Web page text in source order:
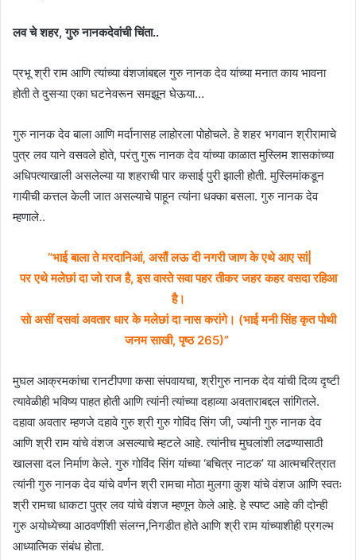
लव चे शहर, गुरु नानकदेवांची चिंता..
प्रभू श्री राम आणि त्यांच्या वंशजांबद्दल गुरु नानक देव यांच्या मनात काय भावना
होती ते दुसऱ्या एका घटनेवरून समझून घेऊया…
गुरु नानक देव बाला आणि मर्दानासह लाहोरला पोहोचले. हे शहर भगवान श्रीरामाचे
पुत्र लव याने वसवले होते, परंतु गुरू नानक देव यांच्या काळात मुस्लिम शासकांच्या
अधिपत्याखाली असलेल्या या शहराची पार कसाई पुरी झाली होती. मुस्लिमांकडून
गायीची कत्तल केली जात असल्याचे पाहून त्यांना धक्का बसला. गुरु नानक देव
म्हणाले..
“भाई बाला ते मरदानिआं, असौं लऊ दी नगरी जाण के एथे आए सां|
पर एथे मलेछां दा जो राज है, इस वास्ते सवा पहर तीकर जहर कहर वसदा रहिआ
है।
सो असीं दसवां अवतार धार के मलेछां दा नास करांगे। (भाई मनी सिंह कृत पोथी
जनम साखी, पृष्ठ 265)”
मुघल आक्रमकांचा रानटीपणा कसा संपवायचा, श्रीगुरु नानक देव यांची दिव्य दृष्टी
त्यावेळीही भविष्य पाहत होती आणि त्यांनी त्यांच्या दहाव्या अवताराबद्दल सांगितले.
दहावा अवतार म्हणजे दहावे गुरु श्री गुरु गोविंद सिंग जी, ज्यांनी गुरु नानक देव
आणि श्री राम यांचे वंशज असल्याचे म्हटले आहे. त्यांनीच मुघलांशी लढण्यासाठी
खालसा दल निर्माण केले. गुरु गोविंद सिंग यांच्या ‘बचित्र नाटक’ या आत्मचरित्रात
त्यांनी गुरु नानक देव यांचे वर्णन श्री रामचा मोठा मुलगा कुश यांचे वंशज आणि स्वतः
श्री रामचा धाकटा पुत्र लव यांचे वंशज म्हणून केले आहे. हे स्पष्ट आहे की दोन्ही
गुरु अयोध्येच्या आठवणींशी संलग्न,निगडीत होते आणि श्री राम यांच्याशीही प्रगल्भ
आध्यात्मिक संबंध होता.